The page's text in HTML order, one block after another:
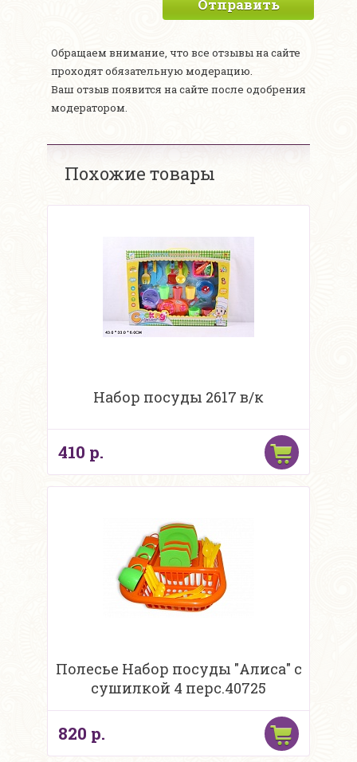
Отправить
Обращаем внимание, что все отзывы на сайте
проходят обязательную модерацию.
Ваш отзыв появится на сайте после одобрения
модератором.
Похожие товары
Набор посуды 2617 в/к
410 р.
Полесье Набор посуды "Алиса" с
сушилкой 4 перс.40725
820 р.